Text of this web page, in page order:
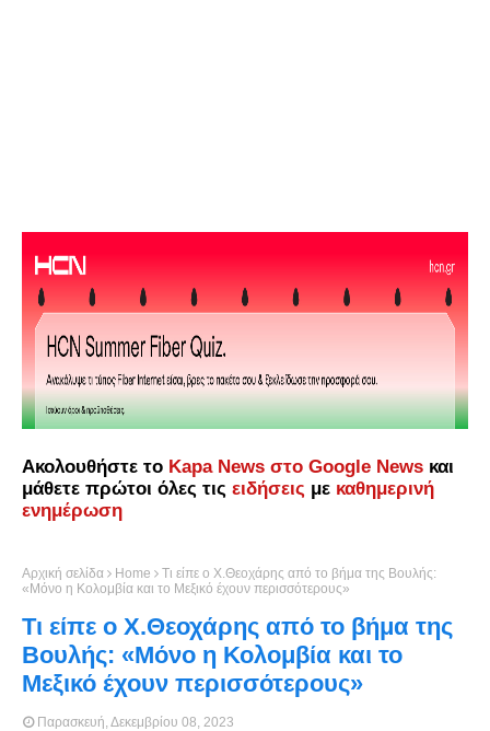
Ακολουθήστε το Kapa News στο Google News και
μάθετε πρώτοι όλες τις ειδήσεις με καθημερινή
ενημέρωση
Αρχική σελίδα Home
Τι είπε ο Χ.Θεοχάρης από το βήμα της Βουλής:
«Μόνο η Κολομβία και το Μεξικό έχουν περισσότερους»
Τι είπε ο Χ.Θεοχάρης από το βήμα της
Βουλής: «Μόνο η Κολομβία και το
Μεξικό έχουν περισσότερους»
Παρασκευή, Δεκεμβρίου 08, 2023